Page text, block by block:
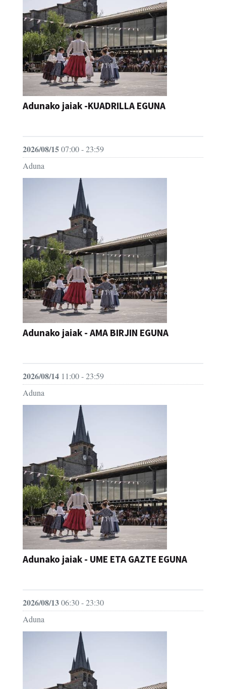
Adunako jaiak -KUADRILLA EGUNA
2026/08/1507:00 - 23:59
Aduna
Adunako jaiak - AMA BIRJIN EGUNA
2026/08/14 11:00 - 23:59
Aduna
Adunako jaiak - UME ETA GAZTE EGUNA
2026/08/1306:30 - 23:30
Aduna